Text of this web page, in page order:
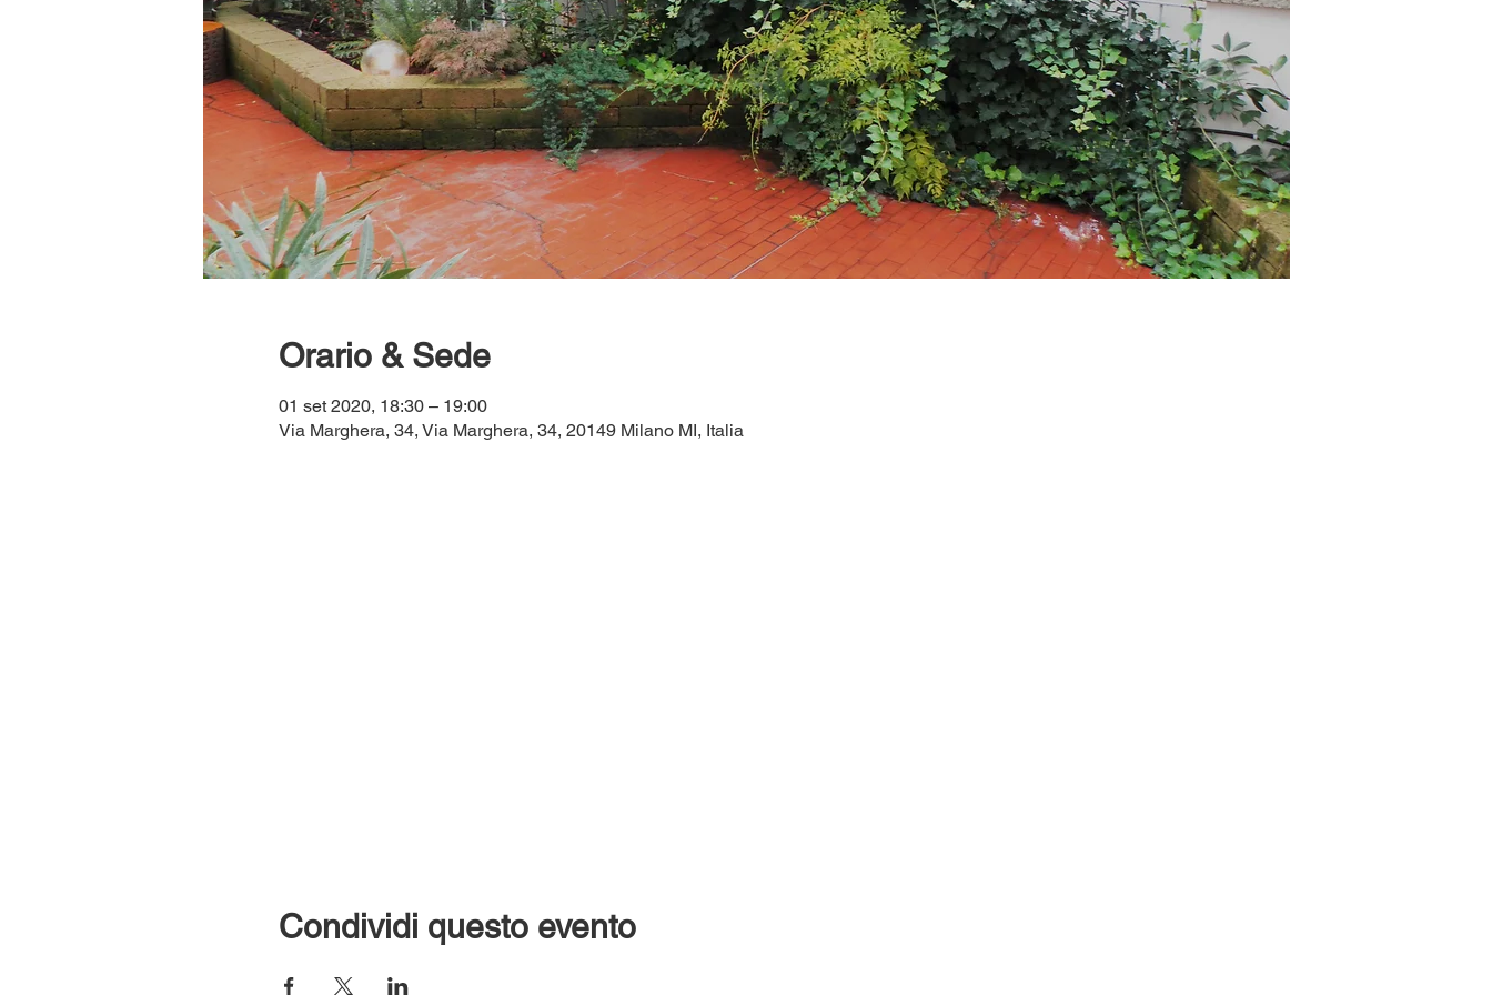
Orario & Sede
01 set 2020, 18:30 – 19:00
Via Marghera, 34, Via Marghera, 34, 20149 Milano MI, Italia
Condividi questo evento